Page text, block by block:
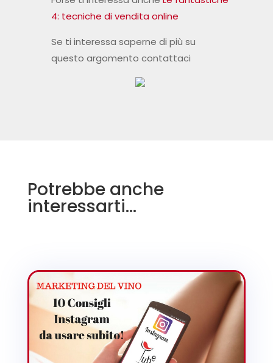
4: tecniche di vendita online
Se ti interessa saperne di più su
questo argomento contattaci
Potrebbe anche
interessarti…